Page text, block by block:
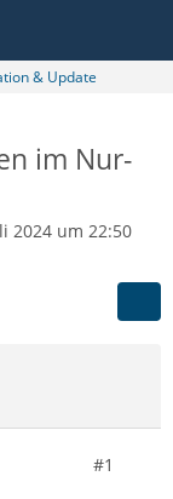
& Update
im Nur-
2024 um 22:50
#1